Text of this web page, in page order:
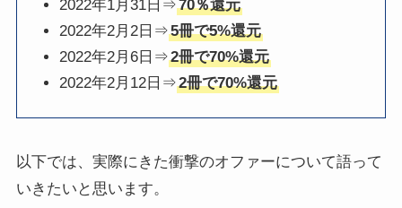
2022年1月31日⇒70％還元
2022年2月2日⇒5冊で5%還元
2022年2月6日⇒2冊で70%還元
2022年2月12日⇒2冊で70%還元
以下では、実際にきた衝撃のオファーについて語って
いきたいと思います。